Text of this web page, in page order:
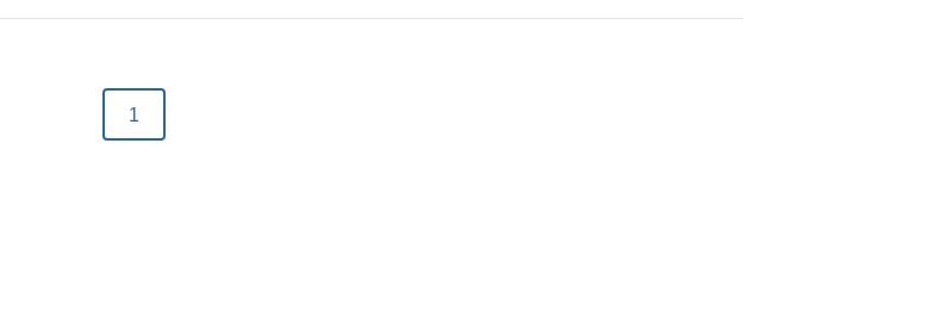
しょう！ 具体的には…以下の業務を分担して行います。 ・店舗での接客対応 ・清掃・整理整頓
の方が活躍中！／ ・アートに興味がある・好きな方 ・美大出身の方 ・アパレルや接客経験者 ・
美容部員やカフェスタッフ ・ホスピタリティーを大事にされている方 ・英語力を活かしたい、グ
1